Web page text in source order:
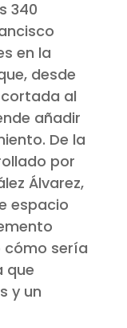
340
en la
desde
al
añadir
De la
por
Álvarez,
espacio
cómo sería
que
y un